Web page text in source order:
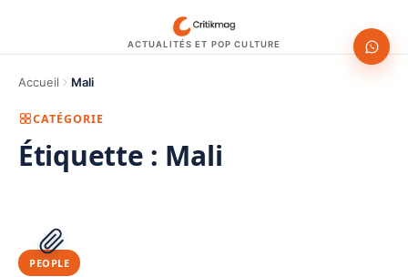
ACTUALITÉS ET POP CULTURE
Accueil Mali
CATÉGORIE
Étiquette : Mali
PUBLICITÉ
PEOPLE